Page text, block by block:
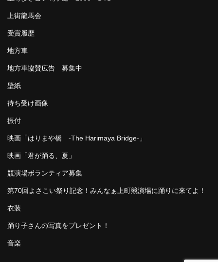
上街龍馬会
受賞履歴
地方車
地方車協賛広告 募集中
壁紙
待ち受け画像
振付
映画「はりまや橋 -The Harimaya Bridge-」
映画「君が踊る、夏」
競演場ボランティア募集
第70回よさこい祭り記念！みんなぁ上町競演場に踊りに来てよ！
衣装
踊り子さんの写真をプレゼント！
音楽